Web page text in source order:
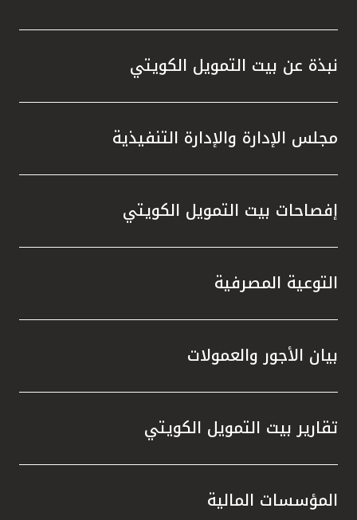
مصر
المملكة المتحدة
مملكة البحرين
نبذة عن بيت التمويل الكويتي
مجلس الإدارة والإدارة التنفيذية
إفصاحات بيت التمويل الكويتي
التوعية المصرفية
بيان الأجور والعمولات
تقارير بيت التمويل الكويتي
المؤسسات المالية